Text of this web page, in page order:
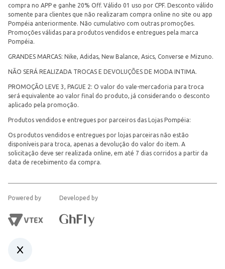
compra no APP e ganhe 20% Off. Válido 01 uso por CPF. Desconto válido
somente para clientes que não realizaram compra online no site ou app
Pompéia anteriormente. Não cumulativo com outras promoções.
Promoções válidas para produtos vendidos e entregues pela marca
Pompéia.
GRANDES MARCAS: Nike, Adidas, New Balance, Asics, Converse e Mizuno.
NÃO SERÁ REALIZADA TROCAS E DEVOLUÇÕES DE MODA INTIMA.
PROMOÇÃO LEVE 3, PAGUE 2: O valor do vale-mercadoria para troca
será equivalente ao valor final do produto, já considerando o desconto
aplicado pela promoção.
Produtos vendidos e entregues por parceiros das Lojas Pompéia:
Os produtos vendidos e entregues por lojas parceiras não estão
disponíveis para troca, apenas a devolução do valor do item. A
solicitação deve ser realizada online, em até 7 dias corridos a partir da
data de recebimento da compra.
Powered by Developed by